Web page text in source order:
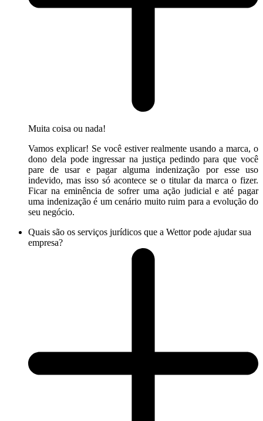
Muita coisa ou nada!
Vamos explicar! Se você estiver realmente usando a marca, o
dono dela pode ingressar na justiça pedindo para que você
pare de usar e pagar alguma indenização por esse uso
indevido, mas isso só acontece se o titular da marca o fizer.
Ficar na eminência de sofrer uma ação judicial e até pagar
uma indenização é um cenário muito ruim para a evolução do
seu negócio.
Quais são os serviços jurídicos que a Wettor pode ajudar sua
empresa?